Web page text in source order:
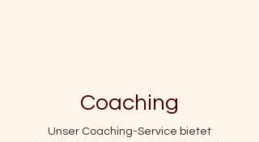
Coaching
Unser Coaching-Service bietet